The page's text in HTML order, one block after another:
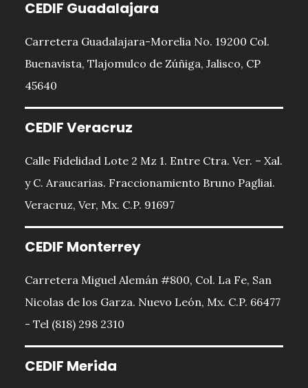
CEDIF Guadalajara
Carretera Guadalajara-Morelia No. 19200 Col.
Buenavista, Tlajomulco de Zúñiga, Jalisco, CP
45640
CEDIF Veracruz
Calle Fidelidad Lote 2 Mz 1. Entre Ctra. Ver. – Xal.
y C. Araucarias. Fraccionamiento Bruno Pagliai.
Veracruz, Ver, Mx. C.P. 91697
CEDIF Monterrey
Carretera Miguel Alemán #800, Col. La Fe, San
Nicolas de los Garza. Nuevo León, Mx. C.P. 66477
- Tel (818) 298 2310
CEDIF Merida